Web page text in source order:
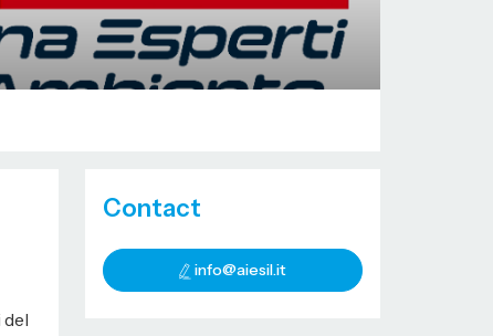
del
Contact
info@aiesil.it